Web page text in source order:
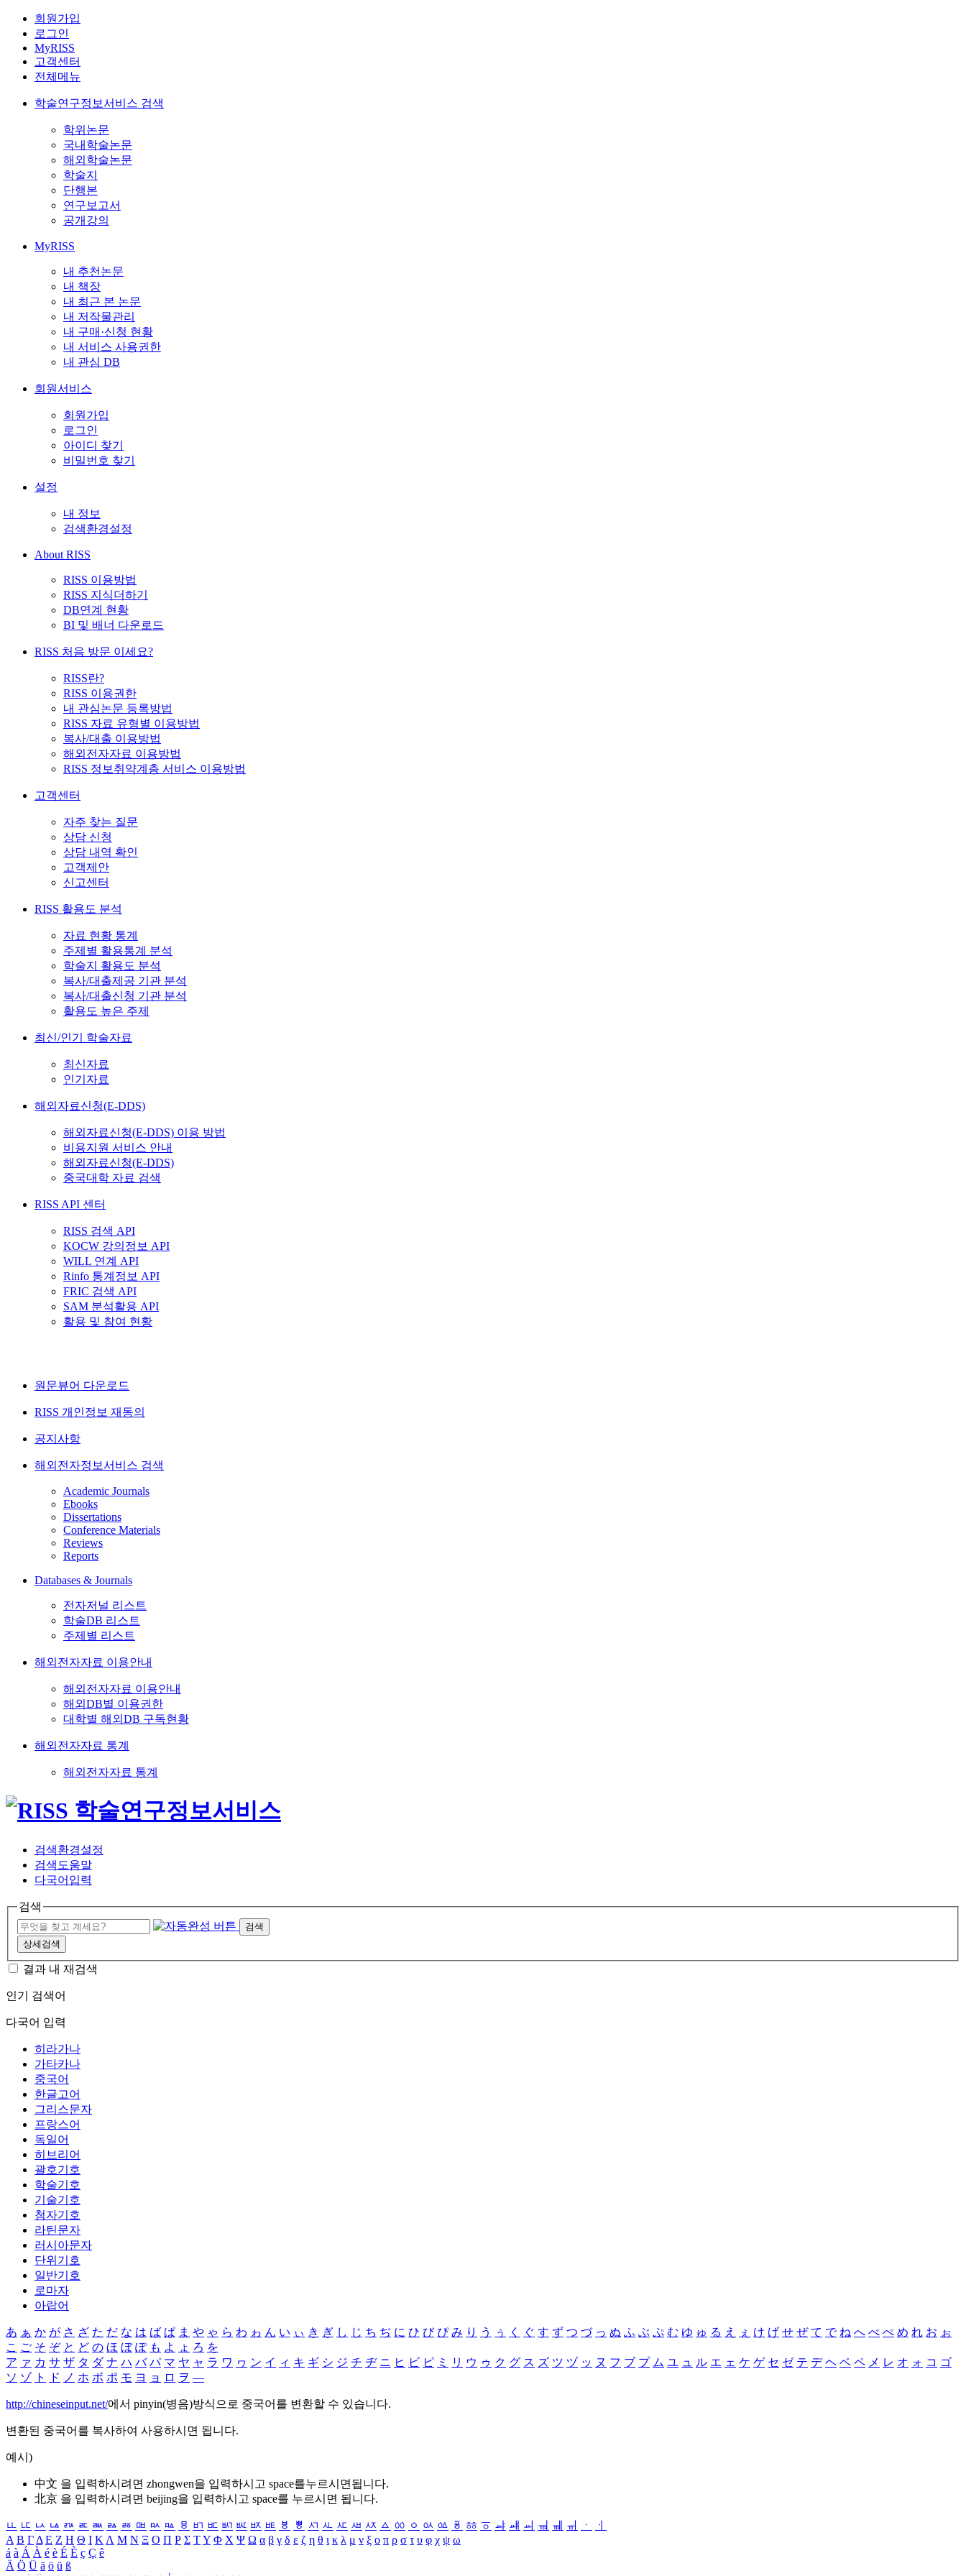
회원가입
로그인
MyRISS
고객센터
전체메뉴
학술연구정보서비스 검색
학위논문
국내학술논문
해외학술논문
학술지
단행본
연구보고서
공개강의
MyRISS
내 추천논문
내 책장
내 최근 본 논문
내 저작물관리
내 구매·신청 현황
내 서비스 사용권한
내 관심 DB
회원서비스
회원가입
로그인
아이디 찾기
비밀번호 찾기
설정
내 정보
검색환경설정
About RISS
RISS 이용방법
RISS 지식더하기
DB연계 현황
BI 및 배너 다운로드
RISS 처음 방문 이세요?
RISS란?
RISS 이용권한
내 관심논문 등록방법
RISS 자료 유형별 이용방법
복사/대출 이용방법
해외전자자료 이용방법
RISS 정보취약계층 서비스 이용방법
고객센터
자주 찾는 질문
상담 신청
상담 내역 확인
고객제안
신고센터
RISS 활용도 분석
자료 현황 통계
주제별 활용통계 분석
학술지 활용도 분석
복사/대출제공 기관 분석
복사/대출신청 기관 분석
활용도 높은 주제
최신/인기 학술자료
최신자료
인기자료
해외자료신청(E-DDS)
해외자료신청(E-DDS) 이용 방법
비용지원 서비스 안내
해외자료신청(E-DDS)
중국대학 자료 검색
RISS API 센터
RISS 검색 API
KOCW 강의정보 API
WILL 연계 API
Rinfo 통계정보 API
FRIC 검색 API
SAM 분석활용 API
활용 및 참여 현황
원문뷰어 다운로드
RISS 개인정보 재동의
공지사항
해외전자정보서비스 검색
Academic Journals
Ebooks
Dissertations
Conference Materials
Reviews
Reports
Databases & Journals
전자저널 리스트
학술DB 리스트
주제별 리스트
해외전자자료 이용안내
해외전자자료 이용안내
해외DB별 이용권한
대학별 해외DB 구독현황
해외전자자료 통계
해외전자자료 통계
검색환경설정
검색도움말
다국어입력
검색
검색
상세검색
결과 내 재검색
인기 검색어
다국어 입력
히라가나
가타카나
중국어
한글고어
그리스문자
프랑스어
독일어
히브리어
괄호기호
학술기호
기술기호
첨자기호
라틴문자
러시아문자
단위기호
일반기호
로마자
아랍어
あ ぁ か が さ ざ た だ な は ば ぱ ま や ゃ ら わ ゎ ん い ぃ き ぎ し じ ち ぢ に ひ び ぴ み り う ぅ く ぐ す ず つ づ っ ぬ ふ ぶ ぷ む ゆ ゅ る え ぇ け げ せ ぜ て で ね へ べ ぺ め れ お ぉ
こ ご そ ぞ と ど の ほ ぼ ぽ も よ ょ ろ を
ア ァ カ サ ザ タ ダ ナ ハ バ パ マ ヤ ャ ラ ワ ヮ ン イ ィ キ ギ シ ジ チ ヂ ニ ヒ ビ ピ ミ リ ウ ゥ ク グ ス ズ ツ ヅ ッ ヌ フ ブ プ ム ユ ュ ル エ ェ ケ ゲ セ ゼ テ デ ヘ ベ ペ メ レ オ ォ コ ゴ
ソ ゾ ト ド ノ ホ ボ ポ モ ヨ ョ ロ ヲ ―
http://chineseinput.net/에서 pinyin(병음)방식으로 중국어를 변환할 수 있습니다.
변환된 중국어를 복사하여 사용하시면 됩니다.
예시)
中文 을 입력하시려면 zhongwen을 입력하시고 space를누르시면됩니다.
北京 을 입력하시려면 beijing을 입력하시고 space를 누르시면 됩니다.
ㅥ ㅦ ㅧ ㅨ ㅩ ㅪ ㅫ ㅬ ㅭ ㅮ ㅯ ㅰ ㅱ ㅲ ㅳ ㅴ ㅵ ㅶ ㅷ ㅸ ㅹ ㅺ ㅻ ㅼ ㅽ ㅾ ㅿ ㆀ ㆁ ㆂ ㆃ ㆄ ㆅ ㆆ ㆇ ㆈ ㆉ ㆊ ㆋ ㆌ ㆍ
ㆎ
Α Β ΓΔ Ε Ζ Η Θ Ι ΚΛ Μ Ν Ξ Ο Π Ρ Σ ΤΥ Φ Χ Ψ Ω α β γ δ ε ζ η θ ι κ λ μ ν ξ ο π ρ σ τ υ φ χ ψ ω
á à Á À é è É È ç Ç ê
Ä Ö Ü ä ö ü ß